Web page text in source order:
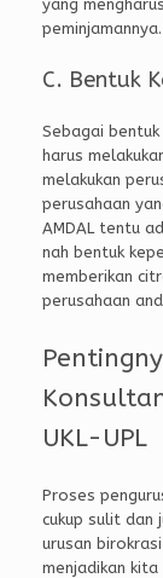
yang
peminjamannya.
C. Bentuk
Sebagai
harus
melakukan
perusahaan
AMDAL tentu
nah bentuk
memberikan
perusahaan
UKL-UPL
Proses
cukup sulit dan
urusan
menjadikan